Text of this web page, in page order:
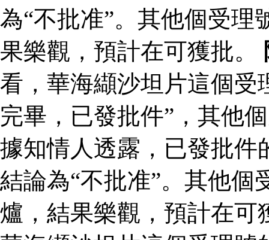
為“不批准”。其他個受理
果樂觀，預計在可獲批。
看，華海纈沙坦片這個受
完畢，已發批件”，其他
據知情人透露，已發批件
結論為“不批准”。其他個
爐，結果樂觀，預計在可